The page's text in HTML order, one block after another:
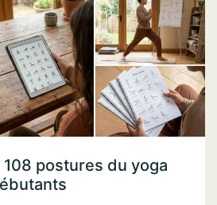
postures du yoga